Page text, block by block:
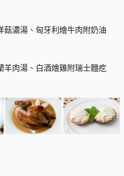
菇濃湯、匈牙利燴牛肉附奶油
羊肉湯、白酒燴雞附瑞士麵疙